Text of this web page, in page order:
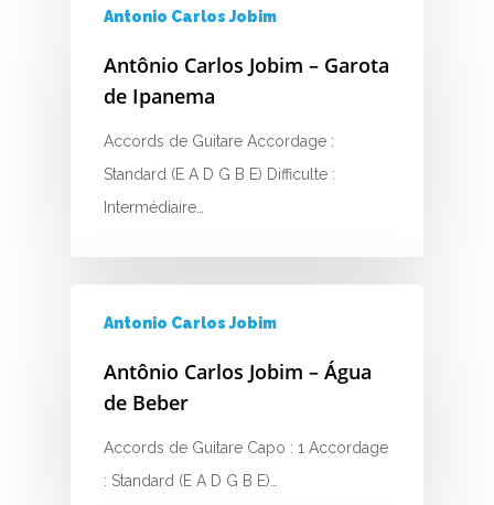
Antonio Carlos Jobim
Antônio Carlos Jobim – Garota
de Ipanema
Accords de Guitare Accordage :
Standard (E A D G B E) Difficulte :
Intermédiaire…
Antonio Carlos Jobim
Antônio Carlos Jobim – Água
de Beber
Accords de Guitare Capo : 1 Accordage
: Standard (E A D G B E)…
K
M
O
Q
S